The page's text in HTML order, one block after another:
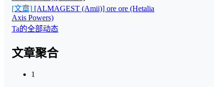
[文章] [ALMAGEST (Amii)] ore ore (Hetalia
Axis Powers)
Ta的全部动态
文章聚合
1